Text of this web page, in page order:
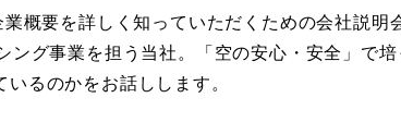
概要を詳しく知っていただくための会社説明
グ事業を担う当社。「空の安心・安全」で
るのかをお話しします。